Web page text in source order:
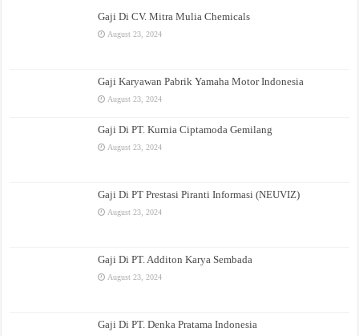
Gaji Di CV. Mitra Mulia Chemicals
August 23, 2024
Gaji Karyawan Pabrik Yamaha Motor Indonesia
August 23, 2024
Gaji Di PT. Kurnia Ciptamoda Gemilang
August 23, 2024
Gaji Di PT Prestasi Piranti Informasi (NEUVIZ)
August 23, 2024
Gaji Di PT. Additon Karya Sembada
August 23, 2024
Gaji Di PT. Denka Pratama Indonesia